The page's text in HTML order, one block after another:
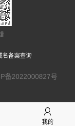
辑
名备案查询
备2022000827号
我的